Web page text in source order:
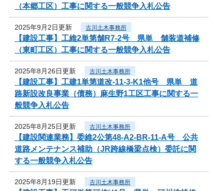
（本郷工区）工事に関する一般競争入札公告
2025年9月2日更新 古川土木事務所
【建設工事】工維2単第舗R7-2号 県単 舗装道補修
（東町工区）工事に関する一般競争入札公告
2025年8月26日更新 古川土木事務所
【建設工事】工建1単第道改-11-3-K1他号 県単 道
路新設改良事業（債務）麻生野1工区工事に関する一
般競争入札公告
2025年8月25日更新 古川土木事務所
【建設関連業務】委維2公第48-A2-BR-11-A号 公共
道路メンテナンス補助（JR跨線橋梁点検）委託に関
する一般競争入札公告
2025年8月19日更新 古川土木事務所